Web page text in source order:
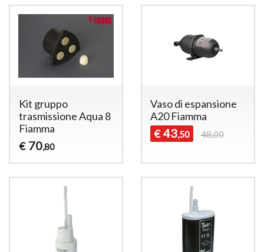
Kit gruppo
trasmissione Aqua 8
Fiamma
€ 70,80
Vaso di espansione
A20 Fiamma
€ 43,50 48,00